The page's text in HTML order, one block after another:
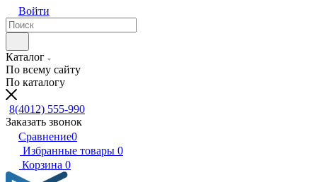
Войти
Каталог
По всему сайту
По каталогу
8(4012) 555-990
Заказать звонок
Сравнение0
Избранные товары 0
Корзина 0